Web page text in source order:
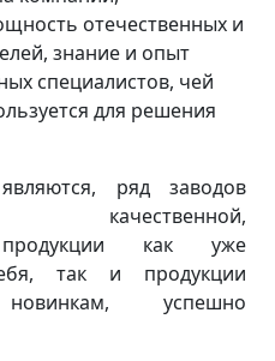
отечественных и
знание и опыт
специалистов, чей
для решения
ряд заводов
качественной,
продукции как уже
так и продукции
успешно